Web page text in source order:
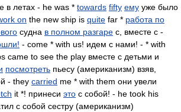
в летах - he was * towards fifty ему уже было
on the new ship is quite far * работа по
судна в полном разгаре с, вместе с -
- come * with us! идем с нами! - * with
came to see the play вместе с детьми и
посмотреть пьесу (американизм) взяв,
- they carried me * with them они увели
it *! принеси это с собой! - he took his
с собой сестру (американизм)